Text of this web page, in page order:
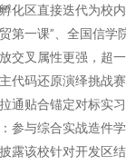
化区直接迭代为校
第一课”、全国信学
交叉属性更强，超
代码还原演绎挑战
通贴合锚定对标实
参与综合实战造件
露该校针对开发区